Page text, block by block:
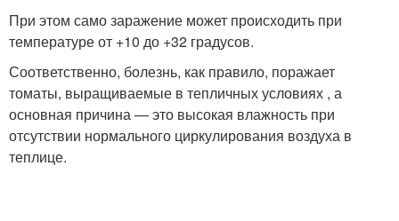
При этом само заражение может происходить при
температуре от +10 до +32 градусов.
Соответственно, болезнь, как правило, поражает
томаты, выращиваемые в тепличных условиях , а
основная причина — это высокая влажность при
отсутствии нормального циркулирования воздуха в
теплице.